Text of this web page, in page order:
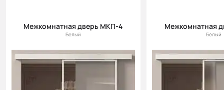
Межкомнатная дверь МКП-4
Белый
Межкомнатная
Белый